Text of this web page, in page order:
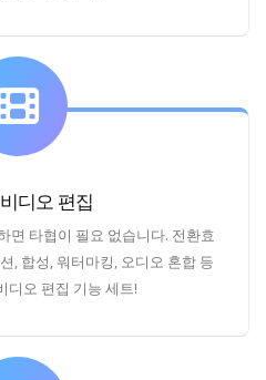
디오 편집
면 타협이 필요 없습니다. 전환효
, 합성, 워터마킹, 오디오 혼합 등
디오 편집 기능 세트!